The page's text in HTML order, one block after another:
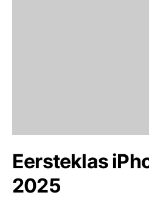
Eersteklas
2025